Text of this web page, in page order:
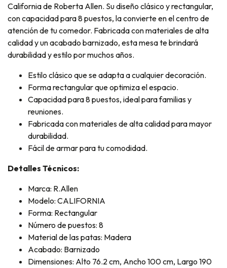
California de Roberta Allen. Su diseño clásico y rectangular,
con capacidad para 8 puestos, la convierte en el centro de
atención de tu comedor. Fabricada con materiales de alta
calidad y un acabado barnizado, esta mesa te brindará
durabilidad y estilo por muchos años.
Estilo clásico que se adapta a cualquier decoración.
Forma rectangular que optimiza el espacio.
Capacidad para 8 puestos, ideal para familias y
reuniones.
Fabricada con materiales de alta calidad para mayor
durabilidad.
Fácil de armar para tu comodidad.
Detalles Técnicos:
Marca: R.Allen
Modelo: CALIFORNIA
Forma: Rectangular
Número de puestos: 8
Material de las patas: Madera
Acabado: Barnizado
Dimensiones: Alto 76.2 cm, Ancho 100 cm, Largo 190